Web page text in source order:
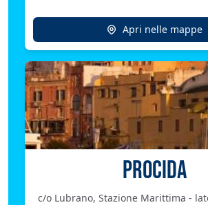
Apri nelle mappe
PROCIDA
c/o Lubrano, Stazione Marittima -